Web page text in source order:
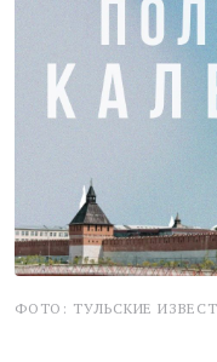
ФОТО: ТУЛЬСКИЕ